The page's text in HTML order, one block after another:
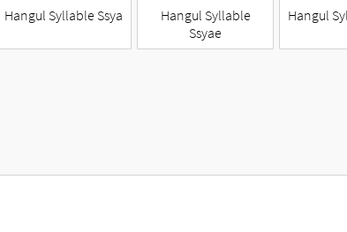
Hangul Syllable Ssya
Hangul Syllable
Ssyae
Hangul